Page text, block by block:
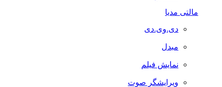
مالتی مدیا
دی.وی.دی
مبدل
نمایش فیلم
ویرایشگر صوت